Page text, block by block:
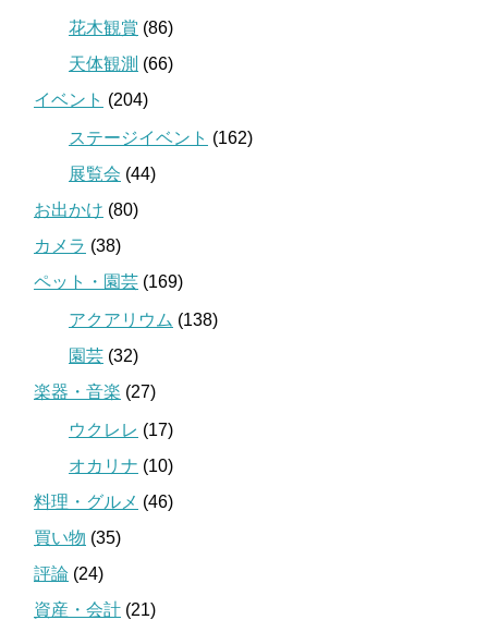
花木観賞 (86)
天体観測 (66)
イベント (204)
ステージイベント (162)
展覧会 (44)
お出かけ (80)
カメラ (38)
ペット・園芸 (169)
アクアリウム (138)
園芸 (32)
楽器・音楽 (27)
ウクレレ (17)
オカリナ (10)
料理・グルメ (46)
買い物 (35)
評論 (24)
資産・会計 (21)